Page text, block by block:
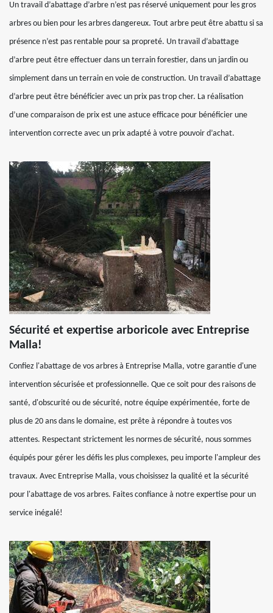
Un travail d’abattage d’arbre n’est pas réservé uniquement pour les gros
arbres ou bien pour les arbres dangereux. Tout arbre peut être abattu si sa
présence n’est pas rentable pour sa propreté. Un travail d’abattage
d’arbre peut être effectuer dans un terrain forestier, dans un jardin ou
simplement dans un terrain en voie de construction. Un travail d’abattage
d’arbre peut être bénéficier avec un prix pas trop cher. La réalisation
d’une comparaison de prix est une astuce efficace pour bénéficier une
intervention correcte avec un prix adapté à votre pouvoir d’achat.
Sécurité et expertise arboricole avec Entreprise
Malla!
Confiez l'abattage de vos arbres à Entreprise Malla, votre garantie d'une
intervention sécurisée et professionnelle. Que ce soit pour des raisons de
santé, d'obscurité ou de sécurité, notre équipe expérimentée, forte de
plus de 20 ans dans le domaine, est prête à répondre à toutes vos
attentes. Respectant strictement les normes de sécurité, nous sommes
équipés pour gérer les défis les plus complexes, peu importe l'ampleur des
travaux. Avec Entreprise Malla, vous choisissez la qualité et la sécurité
pour l'abattage de vos arbres. Faites confiance à notre expertise pour un
service inégalé!